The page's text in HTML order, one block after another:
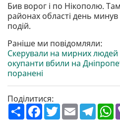
Бив ворог і по Нікополю.
районах області день
подій.
Раніше ми повідомляли:
Скерували на мирних людей
окупанти вбили на
поранені
Поділитися:
П
о
F
a
T
w
E
m
T
e h